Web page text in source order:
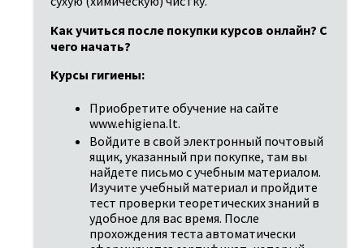
Как учиться после покупки курсов онлайн? С
чего начать?
Курсы гигиены:
Приобретите обучение на сайте
www.ehigiena.lt.
Войдите в свой электронный почтовый
ящик, указанный при покупке, там вы
найдете письмо с учебным материалом.
Изучите учебный материал и пройдите
тест проверки теоретических знаний в
удобное для вас время. После
прохождения теста автоматически